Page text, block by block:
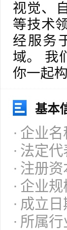
视觉、
等技术
经服务
域。 我
你一起
基本
企业名
法定代
注册资
企业规
成立日
所属行